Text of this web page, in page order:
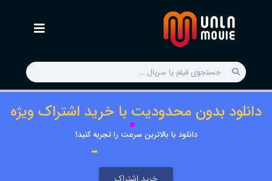
دانلود بدون محدودیت با خرید اشتراک ویژه
دانلود با بالاترین سرعت را تجربه کنید!